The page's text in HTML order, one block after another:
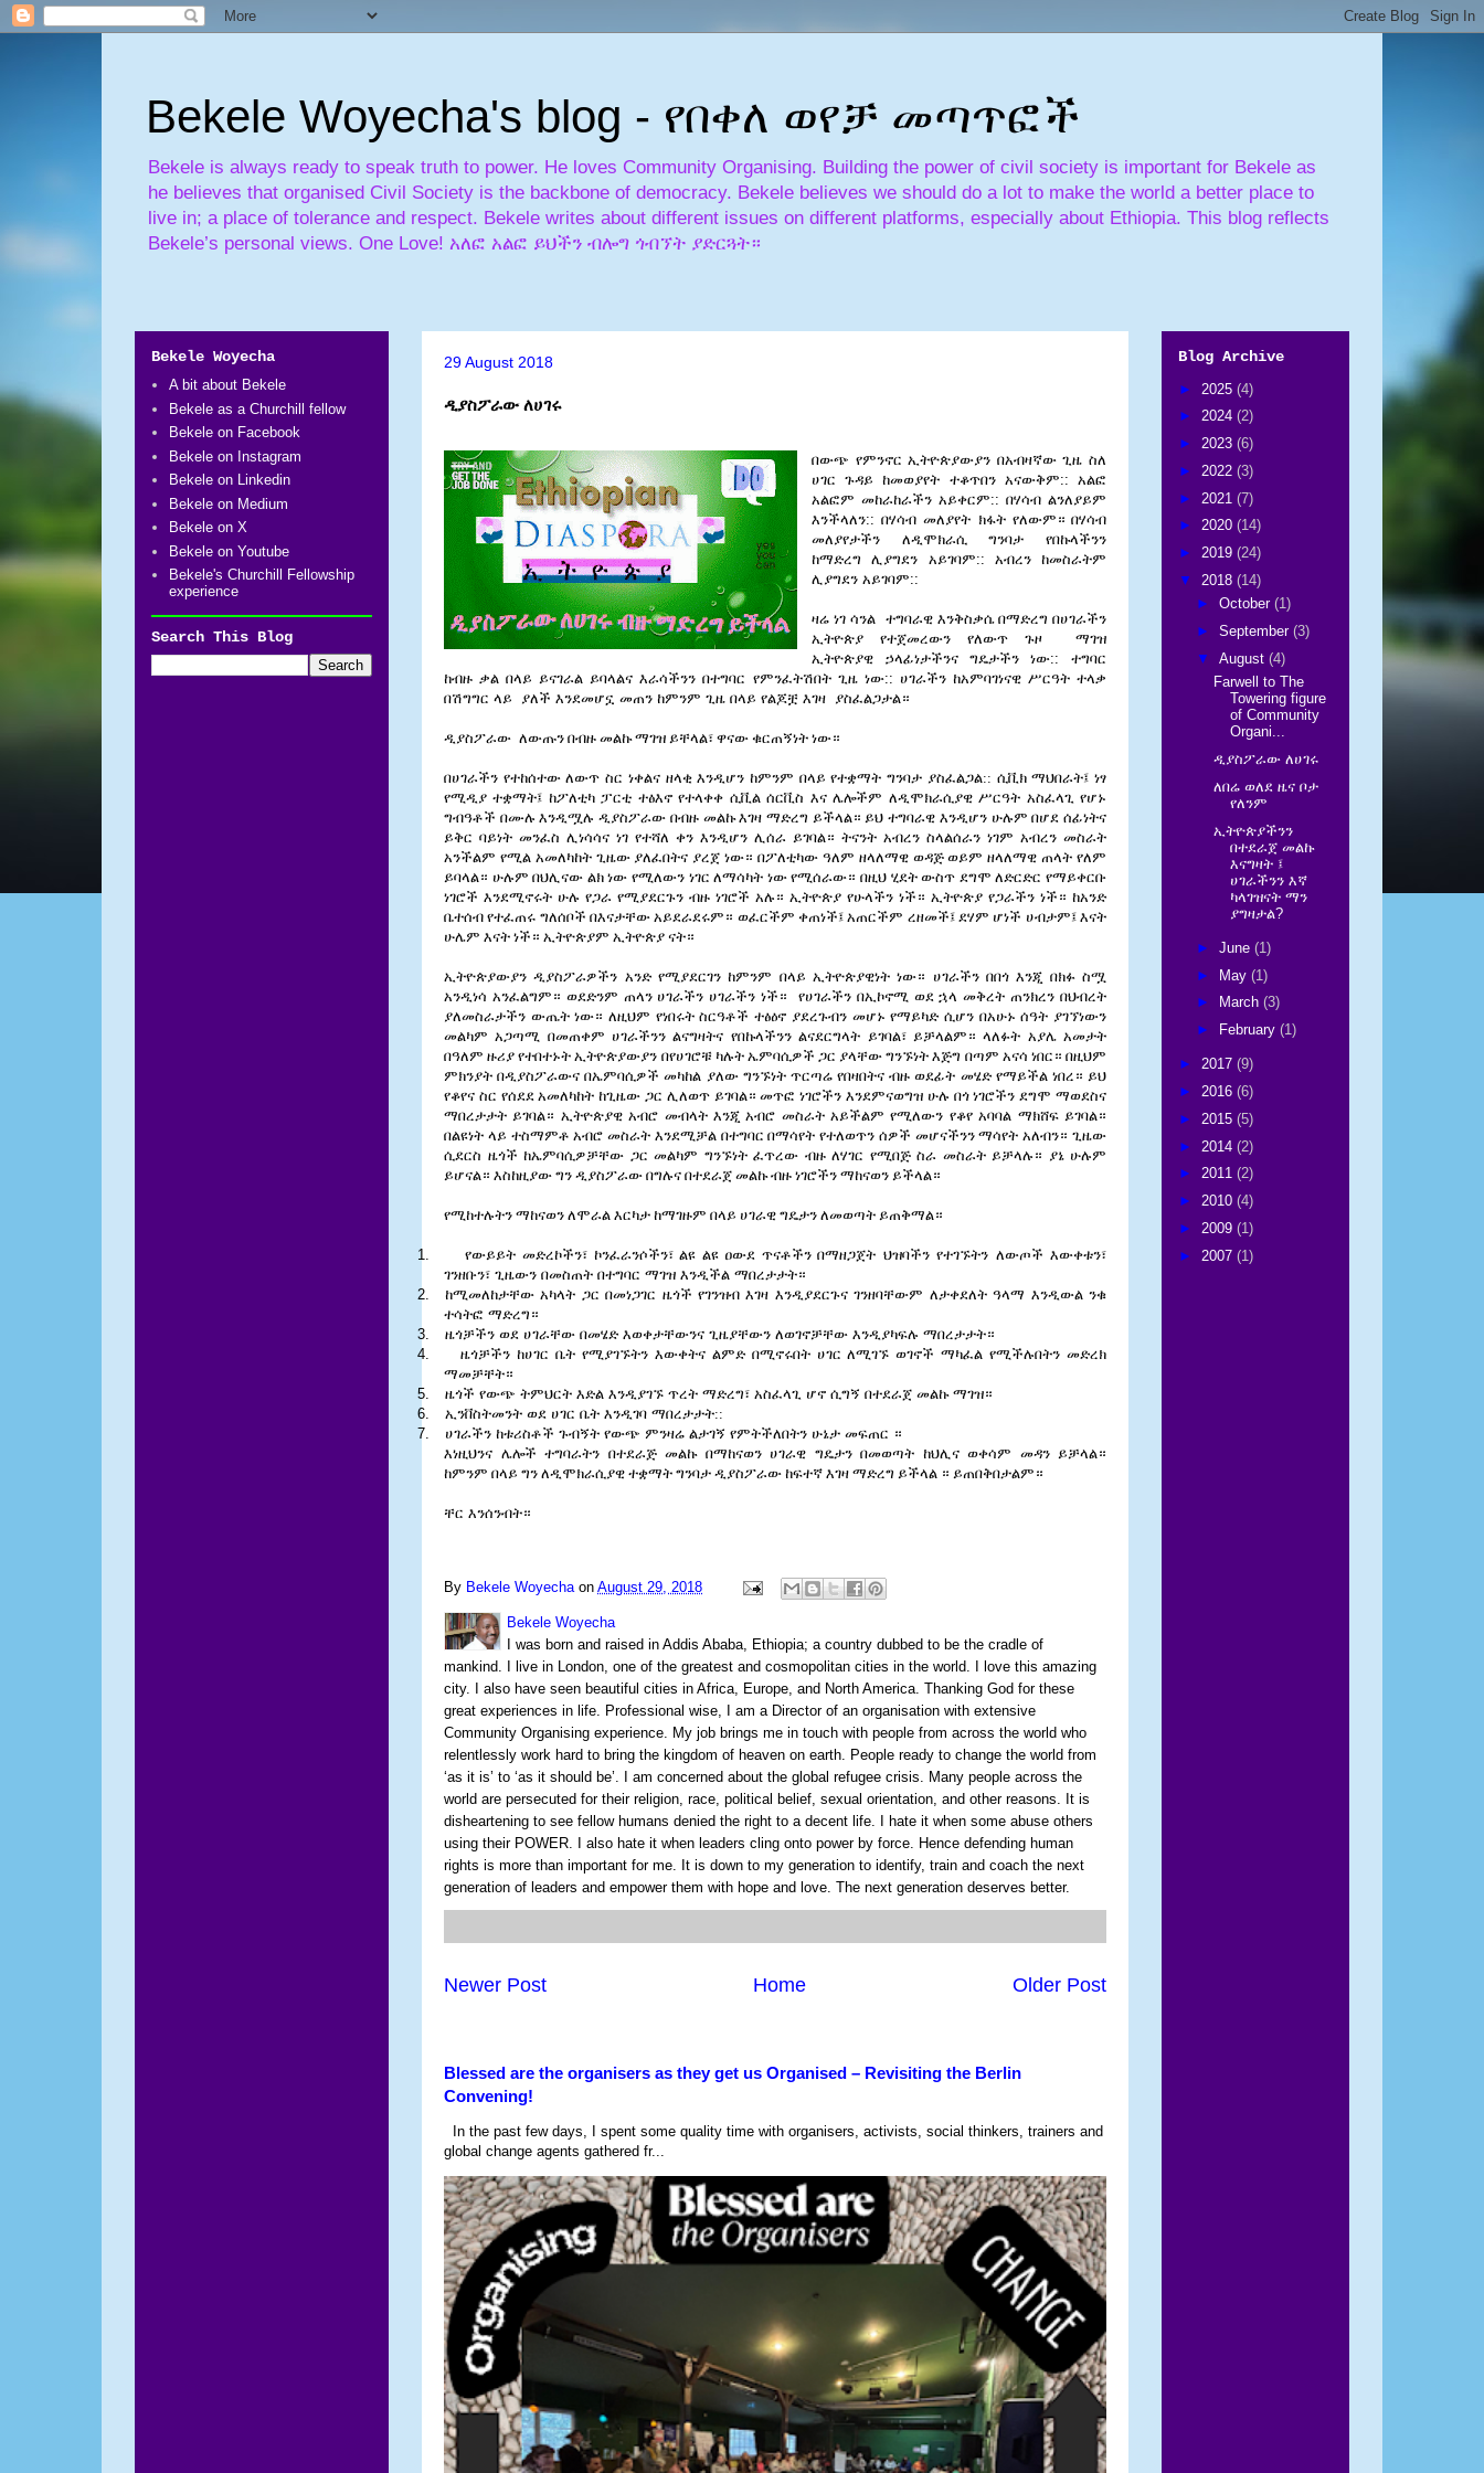
Bekele Woyecha's blog - የበቀለ ወየቻ መጣጥፎች
Bekele is always ready to speak truth to power. He loves Community Organising. Building the power of civil society is important for Bekele as
he believes that organised Civil Society is the backbone of democracy. Bekele believes we should do a lot to make the world a better place to
live in; a place of tolerance and respect. Bekele writes about different issues on different platforms, especially about Ethiopia. This blog reflects
Bekele’s personal views. One Love! አለፎ አልፎ ይህችን ብሎግ ጎብኘት ያድርጓት።
29 August 2018
ዲያስፖራው ለሀገሩ
በውጭ የምንኖር ኢትዮጵያውያን በአብዛኛው ጊዜ ስለ
ሀገር
ጉዳይ ከመወያየት ተቆጥበን አናውቅም::አልፎ
አልፎም መከራከራችን አይቀርም:: በሃሳብ ልንለያይም
እንችላለን::በሃሳብ መለያየት ክፋት የለውም። በሃሳብ
መለያየታችን
ለዲሞክራሲ ግንባታ
የበኩላችንን
ከማድረግ
ሊያግደን አይገባም:: አብረን
ከመስራትም
ሊያግደን አይገባም::
ዛሬ ነገ ሳንል ተግባራዊ እንቅስቃሴ በማድረግ በሀገራችን
ኢትዮጵያ
የተጀመረውን የለውጥ ጉዞ
ማገዝ
ኢትዮጵያዊ
ኃላፊነታችንና ግዴታችን ነው:: ተግባር
ከብዙ ቃል በላይ ይናገራል ይባላልና እራሳችንን በተግባር የምንፈትሽበት ጊዜ ነው:: ሀገራችን ከአምባገነናዊ ሥርዓት ተላቃ
በሽግግር ላይ ያለች እንደመሆኗ መጠን ከምንም ጊዜ በላይ የልጆቿ እገዛ ያስፈልጋታል።
ዲያስፖራው ለውጡን በብዙ መልኩ ማገዝ ይቸላል፣ ዋናው ቁርጠኝነት ነው።
በሀገራችን የተከሰተው ለውጥ ስር ነቀልና ዘላቂ እንዲሆን ከምንም በላይ የተቋማት ግንባታ ያስፈልጋል:: ሲቪክ ማህበራት፤ ነፃ
የሚዲያ ተቋማት፤ ከፖለቲካ ፓርቲ ተፅእኖ የተላቀቀ ሲቪል ሰርቪስ እና ሌሎችም ለዲሞክራሲያዊ ሥርዓት አስፈላጊ የሆኑ
ግብዓቶች በሙሉ እንዲሟሉ ዲያስፖራው በብዙ መልኩ እገዛ ማድረግ ይችላል። ይህ ተግባራዊ እንዲሆን ሁሉም በሆደ ሰፊነትና
ይቅር ባይነት መንፈስ ሊነሳሳና ነገ የተሻለ ቀን እንዲሆን ሊሰራ ይገባል። ትናንት አብረን ስላልሰራን ነገም አብረን መስራት
አንችልም የሚል አመለካከት ጊዜው ያለፈበትና ያረጀ ነው። በፖለቲካው ዓለም ዘላለማዊ ወዳጅ ወይም ዘላለማዊ ጠላት የለም
ይባላል። ሁሉም በህሊናው ልክ ነው የሚለውን ነገር ለማሳካት ነው የሚሰራው። በዚህ ሂደት ውስጥ ደግሞ ለድርድር የማይቀርቡ
ነገሮች እንደሚኖሩት ሁሉ የጋራ የሚያደርጉን ብዙ ነገሮች አሉ። ኢትዮጵያ የሁላችን ነች። ኢትዮጵያ የጋራችን ነች። ከአንድ
ቤተሰብ የተፈጠሩ ግለሰቦች በእናታቸው አይደራደሩም። ወፈርችም ቀጠነች፤ አጠርችም ረዘመች፤ ደሃም ሆነች ሀብታም፤ እናት
ሁሌም እናት ነች። ኢትዮጵያም ኢትዮጵያ ናት።
ኢትዮጵያውያን ዲያስፖራዎችን አንድ የሚያደርገን ከምንም በላይ ኢትዮጵያዊነት ነው። ሀገራችን በበጎ እንጂ በክፉ ስሟ
አንዲነሳ አንፈልግም። ወደድንም ጠላን ሀገራችን ሀገራችን ነች። የሀገራችን በኢኮኖሚ ወደ ኋላ መቅረት ጠንክረን በህብረት
ያለመስራታችን ውጤት ነው። ለዚህም የነበሩት ስርዓቶች ተፅዕኖ ያደረጉብን መሆኑ የማይካድ ሲሆን በአሁኑ ሰዓት ያገኘነውን
መልካም አጋጣሚ በመጠቀም ሀገራችንን ልናግዛትና የበኩላችንን ልናደርግላት ይገባል፣ ይቻላልም። ላለፉት አያሌ አመታት
በዓለም ዙሪያ የተበተኑት ኢትዮጵያውያን በየሀገሮቹ ካሉት ኤምባሲዎች ጋር ያላቸው ግንኙነት እጅግ በጣም አናሳ ነበር። በዚህም
ምክንያት በዲያስፖራውና በኤምባሲዎች መካከል ያለው ግንኙነት ጥርጣሬ የበዛበትና ብዙ ወደፊት መሄድ የማይችል ነበረ። ይህ
የቆየና ስር የሰደደ አመለካከት ከጊዜው ጋር ሊለወጥ ይገባል። መጥፎ ነገሮችን እንደምናወግዝ ሁሉ በጎ ነገሮችን ደግሞ ማወደስና
ማበረታታት ይገባል። ኢትዮጵያዊ አብሮ መብላት እንጂ አብሮ መስራት አይችልም የሚለውን የቆየ አባባል ማክሸፍ ይገባል።
በልዩነት ላይ ተስማምቶ አብሮ መስራት እንደሚቻል በተግባር በማሳየት የተለወጥን ሰዎች መሆናችንን ማሳየት አለብን። ጊዜው
ሲደርስ ዜጎች ከኤምባሲዎቻቸው ጋር መልካም ግንኙነት ፈጥረው ብዙ ለሃገር የሚበጅ ስራ መስራት ይቻላሉ። ያኔ ሁሉም
ይሆናል። እስከዚያው ግን ዲያስፖራው በግሉና በተደራጀ መልኩ ብዙ ነገሮችን ማከናወን ይችላል።
የሚከተሉትን ማከናወን ለሞራል እርካታ ከማገዙም በላይ ሀገራዊ ግዴታን ለመወጣት ይጠቅማል።
1. የውይይት መድረኮችን፣ ኮንፈራንሶችን፣ ልዩ ልዩ ዐውደ ጥናቶችን በማዘጋጀት ህዝባችን የተገኙትን ለውጦች እውቀቱን፣
ገንዘቡን፣ ጊዜውን በመስጠት በተግባር ማገዝ እንዲችል ማበረታታት።
2.
ከሚመለከታቸው አካላት ጋር በመነጋገር ዜጎች የገንዝብ እገዛ እንዲያደርጉና ገንዘባቸውም ለታቀደለት ዓላማ እንዲውል ንቁ
ተሳትፎ ማድረግ።
3.
ዜጎቻችን ወደ ሀገራቸው በመሄድ እወቀታቸውንና ጊዜያቸውን ለወገኖቻቸው እንዲያካፍሉ ማበረታታት።
4.
ዜጎቻችን ከሀገር ቤት የሚያገኙትን እውቀትና ልምድ በሚኖሩበት ሀገር ለሚገኙ ወገኖች ማካፈል የሚችሉበትን መድረክ
ማመቻቸት።
5.
ዜጎች የውጭ ትምህርት እድል እንዲያገኙ ጥረት ማድረግ፣ አስፈላጊ ሆኖ ሲግኝ በተደራጀ መልኩ ማገዝ።
6.
ኢንቨስትመንት ወደ ሀገር ቤት እንዲገባ ማበረታታት::
7.
ሀገራችን ከቱሪስቶች ጉብኝት የውጭ ምንዛሬ ልታገኝ የምትችለበትን ሁኔታ መፍጠር ።
እነዚህንና ሌሎች ተግባራትን በተደራጅ መልኩ በማከናወን ሀገራዊ ግዴታን በመወጣት ከህሊና ወቀሳም መዳን ይቻላል።
ከምንም በላይ ግን ለዲሞክራሲያዊ ተቋማት ግንባታ ዲያስፖራው ከፍተኛ እገዛ ማድረግ ይችላል ። ይጠበቅበታልም።
ቸር እንሰንብት።
By Bekele Woyecha on August 29, 2018
Bekele Woyecha
I was born and raised in Addis Ababa, Ethiopia; a country dubbed to be the cradle of
mankind. I live in London, one of the greatest and cosmopolitan cities in the world. I love this amazing
city. I also have seen beautiful cities in Africa, Europe, and North America. Thanking God for these
great experiences in life. Professional wise, I am a Director of an organisation with extensive
Community Organising experience. My job brings me in touch with people from across the world who
relentlessly work hard to bring the kingdom of heaven on earth. People ready to change the world from
‘as it is’ to ‘as it should be’. I am concerned about the global refugee crisis. Many people across the
world are persecuted for their religion, race, political belief, sexual orientation, and other reasons. It is
disheartening to see fellow humans denied the right to a decent life. I hate it when some abuse others
using their POWER. I also hate it when leaders cling onto power by force. Hence defending human
rights is more than important for me. It is down to my generation to identify, train and coach the next
generation of leaders and empower them with hope and love. The next generation deserves better.
Newer Post Older Post
Home
Blessed are the organisers as they get us Organised – Revisiting the Berlin
Convening!
In the past few days, I spent some quality time with organisers, activists, social thinkers, trainers and
global change agents gathered fr...
Bekele Woyecha
A bit about Bekele
Bekele as a Churchill fellow
Bekele on Facebook
Bekele on Instagram
Bekele on Linkedin
Bekele on Medium
Bekele on X
Bekele on Youtube
Bekele's Churchill Fellowship
experience
Search This Blog
Blog Archive
► 2025 (4)
► 2024 (2)
► 2023 (6)
► 2022 (3)
► 2021 (7)
► 2020 (14)
► 2019 (24)
▼ 2018 (14)
► October (1)
► September (3)
▼ August (4)
Farwell to The
Towering figure
of Community
Organi...
ዲያስፖራው ለሀገሩ
ለበሬ ወለደ ዜና ቦታ
የለንም
ኢትዮጵያችንን
በተደራጀ መልኩ
እናግዛት ፤
ሀገራችንን እኛ
ካላገዝናት ማን
ያግዛታል?
► June (1)
► May (1)
►
March (3)
►
February (1)
► 2017 (9)
► 2016 (6)
► 2015 (5)
► 2014 (2)
► 2011 (2)
► 2010 (4)
► 2009 (1)
► 2007 (1)